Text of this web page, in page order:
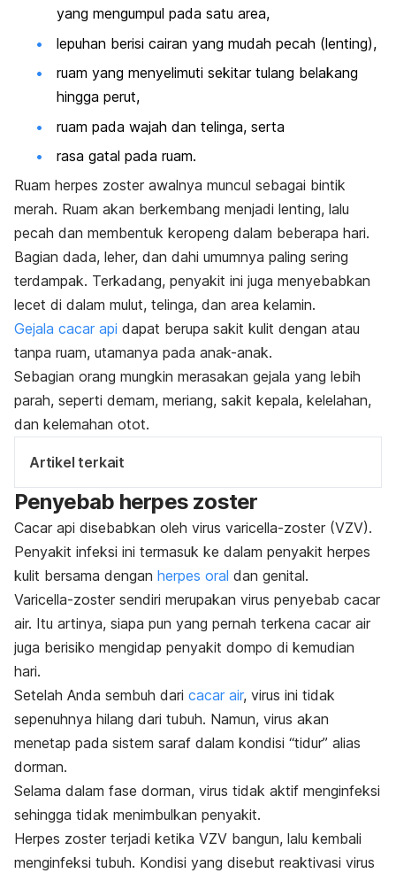
yang mengumpul pada satu area,
lepuhan berisi cairan yang mudah pecah (lenting),
ruam yang menyelimuti sekitar tulang belakang
hingga perut,
ruam pada wajah dan telinga, serta
rasa gatal pada ruam.
Ruam herpes zoster awalnya muncul sebagai bintik
merah. Ruam akan berkembang menjadi lenting, lalu
pecah dan membentuk keropeng dalam beberapa hari.
Bagian dada, leher, dan dahi umumnya paling sering
terdampak. Terkadang, penyakit ini juga menyebabkan
lecet di dalam mulut, telinga, dan area kelamin.
Gejala cacar api dapat berupa sakit kulit dengan atau
tanpa ruam, utamanya pada anak-anak.
Sebagian orang mungkin merasakan gejala yang lebih
parah, seperti demam, meriang, sakit kepala, kelelahan,
dan kelemahan otot.
Artikel terkait
Penyebab herpes zoster
Cacar api disebabkan oleh virus varicella-zoster (VZV).
Penyakit infeksi ini termasuk ke dalam penyakit herpes
kulit bersama dengan herpes oral dan genital.
Varicella-zoster sendiri merupakan virus penyebab cacar
air. Itu artinya, siapa pun yang pernah terkena cacar air
juga berisiko mengidap penyakit dompo di kemudian
hari.
Setelah Anda sembuh dari cacar air, virus ini tidak
sepenuhnya hilang dari tubuh. Namun, virus akan
menetap pada sistem saraf dalam kondisi “tidur” alias
dorman.
Selama dalam fase dorman, virus tidak aktif menginfeksi
sehingga tidak menimbulkan penyakit.
Herpes zoster terjadi ketika VZV bangun, lalu kembali
menginfeksi tubuh. Kondisi yang disebut reaktivasi virus